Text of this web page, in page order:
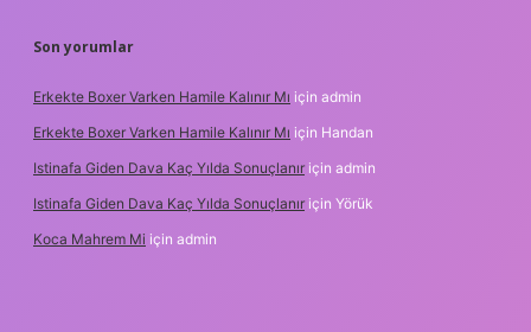
Son yorumlar
Erkekte Boxer Varken Hamile Kalınır Mı için admin
Erkekte Boxer Varken Hamile Kalınır Mı için Handan
Istinafa Giden Dava Kaç Yılda Sonuçlanır için admin
Istinafa Giden Dava Kaç Yılda Sonuçlanır için Yörük
Koca Mahrem Mi için admin